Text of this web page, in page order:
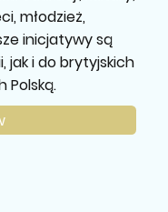
młodzież,
inicjatywy są
jak i do brytyjskich
Polską.